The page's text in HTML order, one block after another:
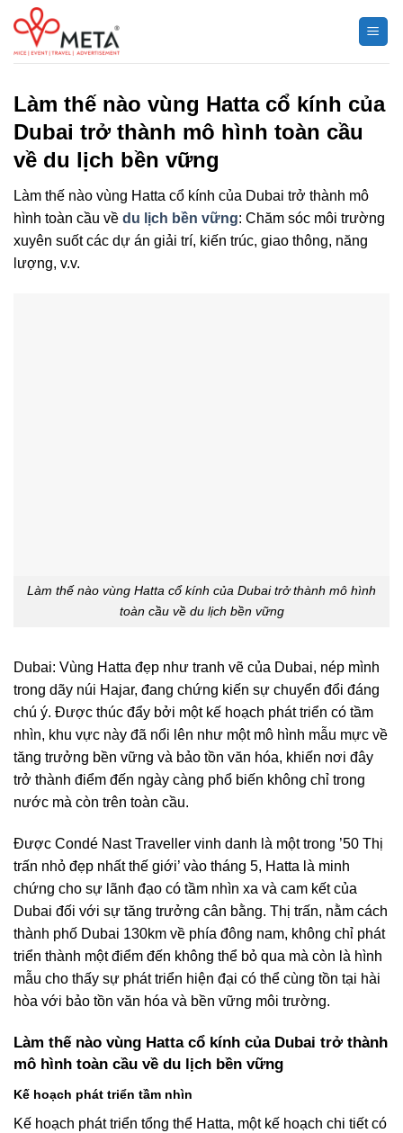
Chuyển
đến
nội
Làm thế nào vùng Hatta cổ kính của
Dubai trở thành mô hình toàn cầu
về du lịch bền vững
Làm thế nào vùng Hatta cổ kính của Dubai trở thành mô
hình toàn cầu về du lịch bền vững: Chăm sóc môi trường
xuyên suốt các dự án giải trí, kiến trúc, giao thông, năng
lượng, v.v.
Làm thế nào vùng Hatta cổ kính của Dubai trở thành mô hình
toàn cầu về du lịch bền vững
Dubai: Vùng Hatta đẹp như tranh vẽ của Dubai, nép mình
trong dãy núi Hajar, đang chứng kiến sự chuyển đổi đáng
chú ý. Được thúc đẩy bởi một kế hoạch phát triển có tầm
nhìn, khu vực này đã nổi lên như một mô hình mẫu mực về
tăng trưởng bền vững và bảo tồn văn hóa, khiến nơi đây
trở thành điểm đến ngày càng phổ biến không chỉ trong
nước mà còn trên toàn cầu.
Được Condé Nast Traveller vinh danh là một trong ’50 Thị
trấn nhỏ đẹp nhất thế giới’ vào tháng 5, Hatta là minh
chứng cho sự lãnh đạo có tầm nhìn xa và cam kết của
Dubai đối với sự tăng trưởng cân bằng. Thị trấn, nằm cách
thành phố Dubai 130km về phía đông nam, không chỉ phát
triển thành một điểm đến không thể bỏ qua mà còn là hình
mẫu cho thấy sự phát triển hiện đại có thể cùng tồn tại hài
hòa với bảo tồn văn hóa và bền vững môi trường.
Làm thế nào vùng Hatta cổ kính của Dubai trở thành
mô hình toàn cầu về du lịch bền vững
Kế hoạch phát triển tầm nhìn
Kế hoạch phát triển tổng thể Hatta, một kế hoạch chi tiết có